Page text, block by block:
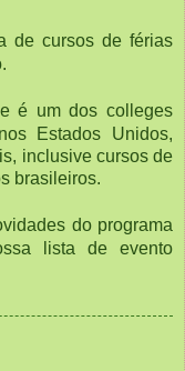
de cursos de férias
é um dos colleges
Estados Unidos,
inclusive cursos de
brasileiros.
do programa
lista de evento